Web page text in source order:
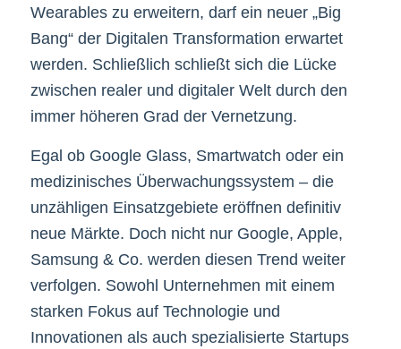
Wearables zu erweitern, darf ein neuer „Big
Bang“ der Digitalen Transformation erwartet
werden. Schließlich schließt sich die Lücke
zwischen realer und digitaler Welt durch den
immer höheren Grad der Vernetzung.
Egal ob Google Glass, Smartwatch oder ein
medizinisches Überwachungssystem – die
unzähligen Einsatzgebiete eröffnen definitiv
neue Märkte. Doch nicht nur Google, Apple,
Samsung & Co. werden diesen Trend weiter
verfolgen. Sowohl Unternehmen mit einem
starken Fokus auf Technologie und
Innovationen als auch spezialisierte Startups